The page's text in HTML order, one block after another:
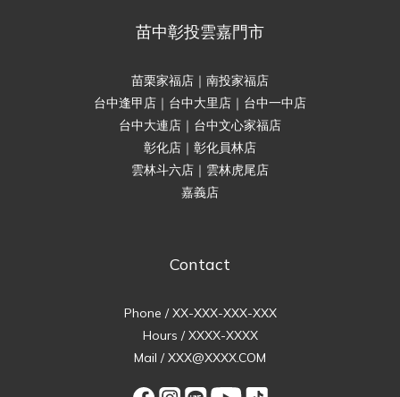
苗中彰投雲嘉門市
苗栗家福店｜南投家福店
台中逢甲店｜台中大里店｜台中一中店
台中大連店｜台中文心家福店
彰化店｜彰化員林店
雲林斗六店｜雲林虎尾店
嘉義店
Contact
Phone / XX-XXX-XXX-XXX
Hours / XXXX-XXXX
Mail / XXX@XXXX.COM